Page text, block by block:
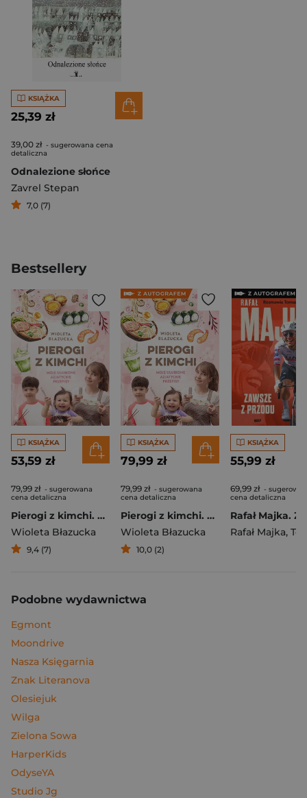
KSIĄŻKA
25,39 zł
39,00 zł - sugerowana cena
detaliczna
Odnalezione słońce
Zavrel Stepan
7,0 (7)
Bestsellery
KSIĄŻKA
53,59 zł
79,99 zł - sugerowana
cena detaliczna
Pierogi z kimchi. Moje ulubione azjatyckie przepisy
Wioleta Błazucka
9,4 (7)
KSIĄŻKA
79,99 zł
79,99 zł - sugerowana
cena detaliczna
Pierogi z kimchi. Moje ulubione azjatyckie przepisy - książka z autografem
Wioleta Błazucka
10,0 (2)
KSIĄŻKA
55,99 zł
69,99 zł -
cena detaliczna
Rafał Majka,
Podobne wydawnictwa
Egmont
Moondrive
Nasza Księgarnia
Znak Literanova
Olesiejuk
Wilga
Zielona Sowa
HarperKids
OdyseYA
Studio Jg